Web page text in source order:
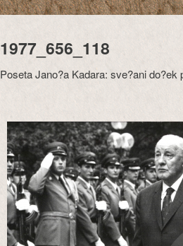
1977_656_118
Poseta Jano?a Kadara: sve?ani